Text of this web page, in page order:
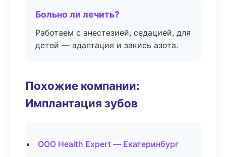
Больно ли лечить?
Работаем с анестезией, седацией, для
детей — адаптация и закись азота.
Похожие компании:
Имплантация зубов
ООО Health Expert — Екатеринбург